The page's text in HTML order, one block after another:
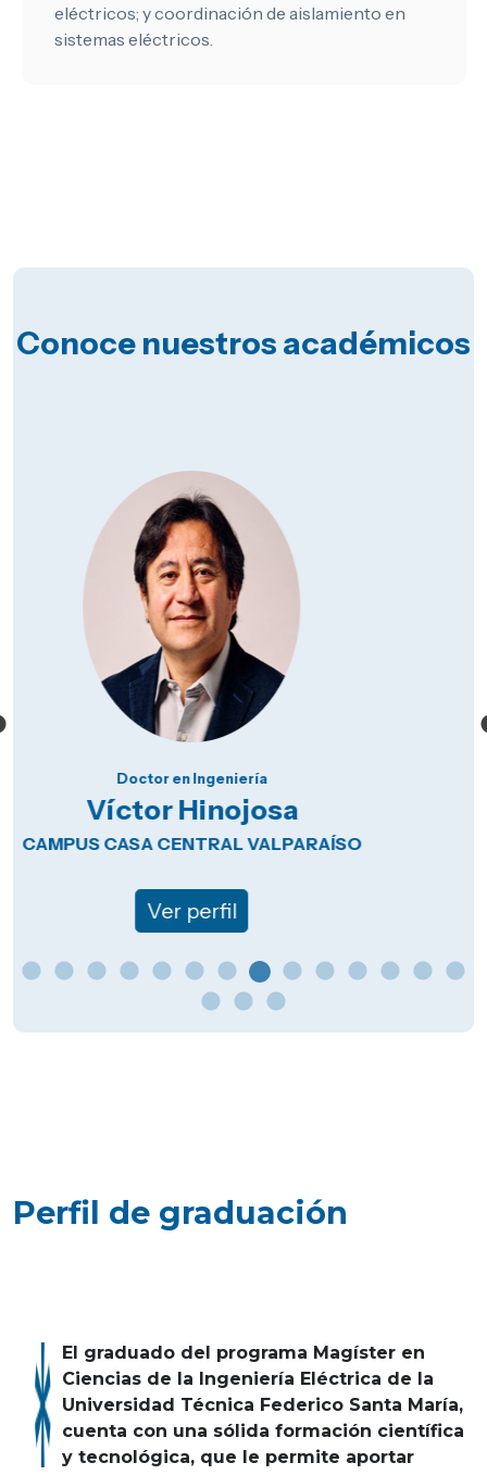
eléctricos; y coordinación de aislamiento en
sistemas eléctricos.
Conoce nuestros académicos
Doctor en Ingeniería Electrónica
Pablo Lezana
CAMPUS CASA CENTRAL VALPARAÍSO
Ver perfil
Perfil de graduación
El graduado del programa Magíster en
Ciencias de la Ingeniería Eléctrica de la
Universidad Técnica Federico Santa María,
cuenta con una sólida formación científica
y tecnológica, que le permite aportar